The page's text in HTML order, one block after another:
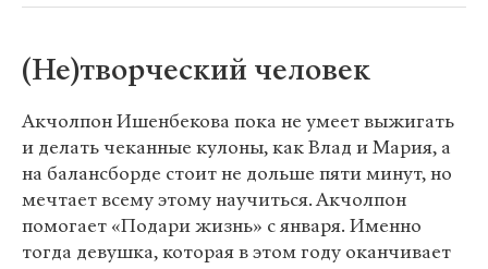
(Не)творческий человек
Акчолпон Ишенбекова пока не умеет выжигать
и делать чеканные кулоны, как Влад и Мария, а
на балансборде стоит не дольше пяти минут, но
мечтает всему этому научиться. Акчолпон
помогает «Подари жизнь» с января. Именно
тогда девушка, которая в этом году оканчивает